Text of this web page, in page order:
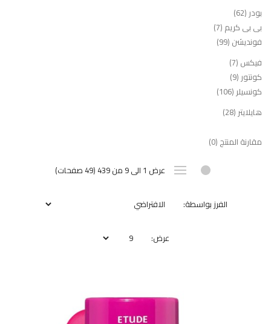
بودر (62)
بى بى كريم (7)
فونديشن (99)
فيكس (7)
كونتور (9)
كونسيلر (106)
هايلايتر (28)
مقارنة المنتج (0)
عرض 1 الى 9 من 439 (49 صفحات)
الفرز بواسطة:
عرض: